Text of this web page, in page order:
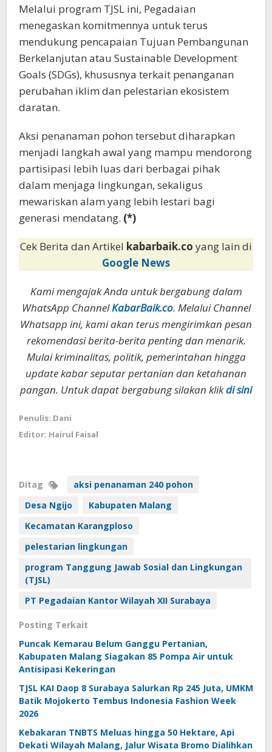
Melalui program TJSL ini, Pegadaian
menegaskan komitmennya untuk terus
mendukung pencapaian Tujuan Pembangunan
Berkelanjutan atau Sustainable Development
Goals (SDGs), khususnya terkait penanganan
perubahan iklim dan pelestarian ekosistem
daratan.
Aksi penanaman pohon tersebut diharapkan
menjadi langkah awal yang mampu mendorong
partisipasi lebih luas dari berbagai pihak
dalam menjaga lingkungan, sekaligus
mewariskan alam yang lebih lestari bagi
generasi mendatang. (*)
Cek Berita dan Artikel kabarbaik.co yang lain di
Google News
Kami mengajak Anda untuk bergabung dalam
WhatsApp ChannelKabarBaik.co. Melalui Channel
Whatsapp ini, kami akan terus mengirimkan pesan
rekomendasi berita-berita penting dan menarik.
Mulai kriminalitas, politik, pemerintahan hingga
update kabar seputar pertanian dan ketahanan
pangan. Untuk dapat bergabung silakan klikdi sini
Penulis: Dani
Editor: Hairul Faisal
Ditag
aksi penanaman 240 pohon
Desa Ngijo
Kabupaten Malang
Kecamatan Karangploso
pelestarian lingkungan
program Tanggung Jawab Sosial dan Lingkungan
(TJSL)
PT Pegadaian Kantor Wilayah XII Surabaya
Posting Terkait
Puncak Kemarau Belum Ganggu Pertanian,
Kabupaten Malang Siagakan 85 Pompa Air untuk
Antisipasi Kekeringan
TJSL KAI Daop 8 Surabaya Salurkan Rp 245 Juta, UMKM
Batik Mojokerto Tembus Indonesia Fashion Week
2026
Kebakaran TNBTS Meluas hingga 50 Hektare, Api
Dekati Wilayah Malang, Jalur Wisata Bromo Dialihkan